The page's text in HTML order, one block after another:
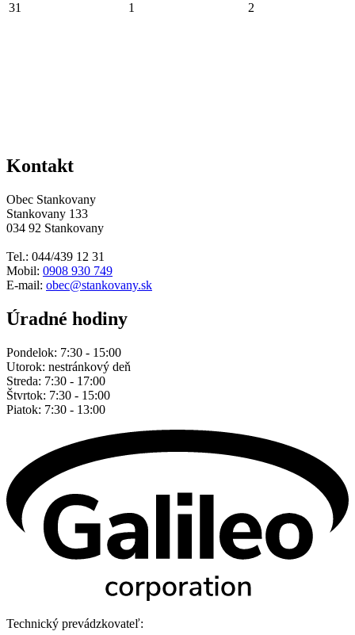
31
1 2
Kontakt
Obec Stankovany
Stankovany 133
034 92 Stankovany
Tel.: 044/439 12 31
Mobil: 0908 930 749
E-mail: obec@stankovany.sk
Úradné hodiny
Pondelok: 7:30 - 15:00
Utorok: nestránkový deň
Streda: 7:30 - 17:00
Štvrtok: 7:30 - 15:00
Piatok: 7:30 - 13:00
Technický prevádzkovateľ: